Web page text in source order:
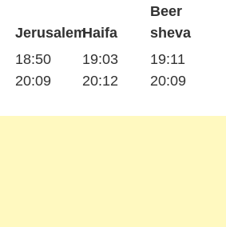
Jerusalem
18:50
20:09
Haifa
19:03
20:12
Beer
sheva
19:11
20:09